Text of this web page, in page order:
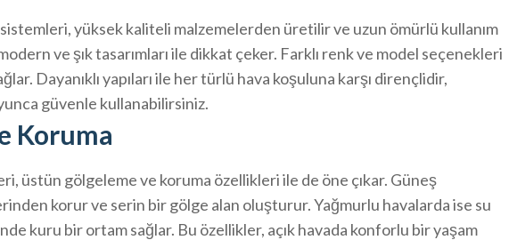
yüksek kaliteli malzemelerden üretilir ve uzun ömürlü kullanım
ve şık tasarımları ile dikkat çeker. Farklı renk ve model seçenekleri
Dayanıklı yapıları ile her türlü hava koşuluna karşı dirençlidir,
güvenle kullanabilirsiniz.
Koruma
üstün gölgeleme ve koruma özellikleri ile de öne çıkar. Güneş
korur ve serin bir gölge alan oluşturur. Yağmurlu havalarda ise su
kuru bir ortam sağlar. Bu özellikler, açık havada konforlu bir yaşam